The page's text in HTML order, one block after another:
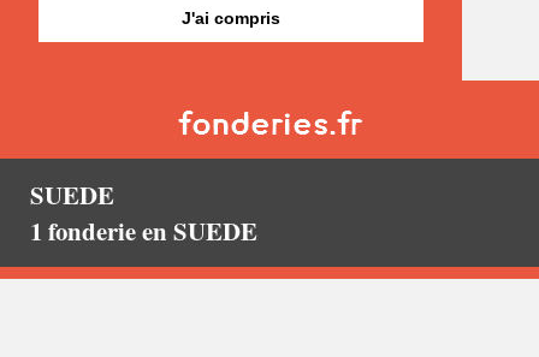
J'ai compris
SUEDE
1 fonderie en SUEDE